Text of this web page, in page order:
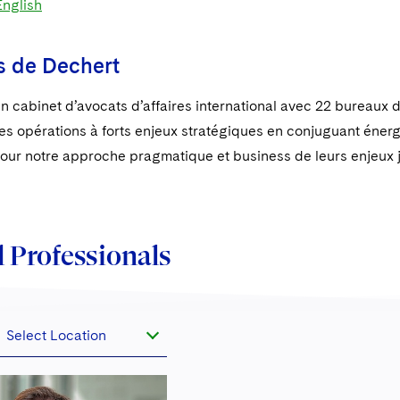
de Dechert
cabinet d’avocats d’affaires international avec 22
opérations à forts enjeux stratégiques en conjuguant
notre approche pragmatique et business de leurs enjeux
Professionals
Select Location